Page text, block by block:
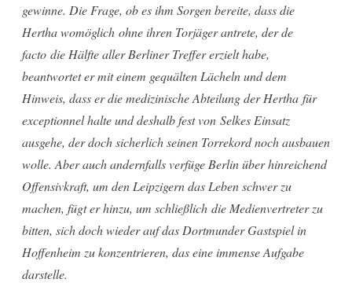
gewinne. Die Frage, ob es ihm Sorgen bereite, dass die
Hertha womöglich ohne ihren Torjäger antrete, der de
facto die Hälfte aller Berliner Treffer erzielt habe,
beantwortet er mit einem gequälten Lächeln und dem
Hinweis, dass er die medizinische Abteilung der Hertha für
exceptionnel halte und deshalb fest von Selkes Einsatz
ausgehe, der doch sicherlich seinen Torrekord noch ausbauen
wolle. Aber auch andernfalls verfüge Berlin über hinreichend
Offensivkraft, um den Leipzigern das Leben schwer zu
machen, fügt er hinzu, um schließlich die Medienvertreter zu
bitten, sich doch wieder auf das Dortmunder Gastspiel in
Hoffenheim zu konzentrieren, das eine immense Aufgabe
darstelle.